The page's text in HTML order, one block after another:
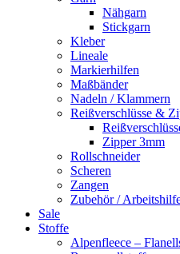
Nähgarn
Stickgarn
Kleber
Lineale
Markierhilfen
Maßbänder
Nadeln / Klammern
Reißverschlüsse &
Zipper 3mm
Rollschneider
Scheren
Zangen
Zubehör /
Sale
Stoffe
Alpenfleece –